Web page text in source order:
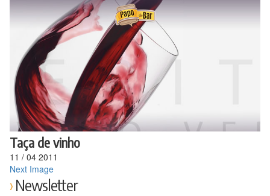
para
conteúdo
Taça de vinho
11 / 04 2011
Next Image
Newsletter